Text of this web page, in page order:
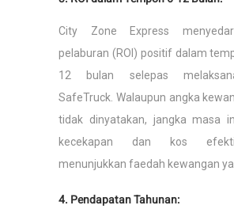
City Zone Express
pelaburan (ROI) positif dalam
12 bulan selepas
SafeTruck. Walaupun angka
tidak dinyatakan, jangka masa
kecekapan dan kos
menunjukkan faedah kewangan
4. Pendapatan Tahunan: